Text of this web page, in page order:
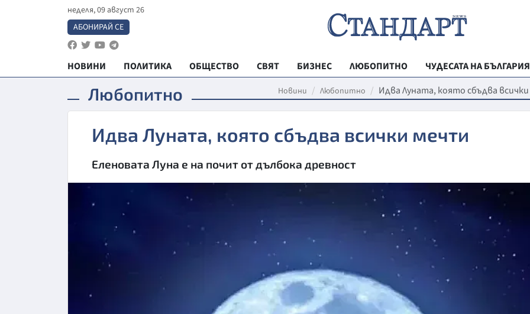
неделя, 09 август 26
АБОНИРАЙ СЕ
НОВИНИ ПОЛИТИКА ОБЩЕСТВО СВЯТ БИЗНЕС ЛЮБОПИТНО
ЧУДЕСАТА НА БЪЛГАРИЯ
РЕГИОНАЛНИ
ВЕСТНИК
МЛАДЕЖКА
МОЯТ ГРАД
ТЕХНОЛОГИИ
ДА!НА
ДА! НА
Любопитно Новини Любопитно Идва Луната, която сбъдва
Идва Луната, която сбъдва всички мечти
Еленовата Луна е на почит от дълбока древност